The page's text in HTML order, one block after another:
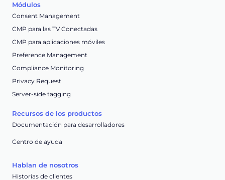
Módulos
Consent Management
CMP para las TV Conectadas
CMP para aplicaciones móviles
Preference Management
Compliance Monitoring
Privacy Request
Server-side tagging
Recursos de los productos
Documentación para desarrolladores
Centro de ayuda
Hablan de nosotros
Historias de clientes